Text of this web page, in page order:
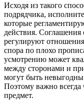
Исходя из такого
подрядчика,
которые
действия. Соглашения
регулируют
спора по плохо
усмотрению может
между сторонами и
могут быть
Поэтому важно всегда
предмет.